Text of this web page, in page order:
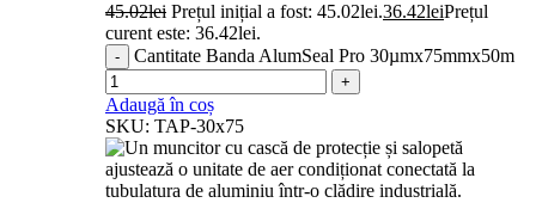
45.02lei Prețul inițial a fost: 45.02lei.36.42leiPrețul
curent este: 36.42lei.
Cantitate Banda AlumSeal Pro 30µmx75mmx50m
Adaugă în coș
SKU: TAP-30x75